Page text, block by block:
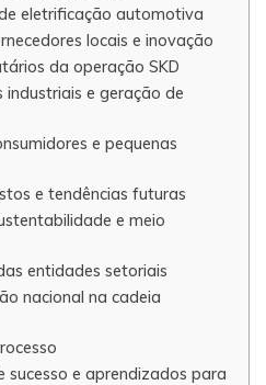
eletrificação automotiva
locais e inovação
da operação SKD
e geração de
e pequenas
e tendências futuras
e meio
entidades setoriais
nacional na cadeia
sucesso e aprendizados para